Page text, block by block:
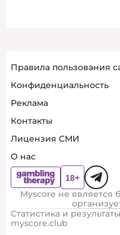
Правила пользования
Конфиденциальность
Реклама
Контакты
Лицензия СМИ
О нас
Myscore не является
Статистика и
myscore.club